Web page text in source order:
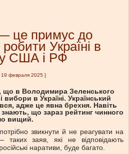
це примус до
Україні в
США і РФ
19 февраля 2025 ]
що в Володимира Зеленського
вибори в Україні. Український
адже це явна брехня. Навіть
що зараз рейтинг чинного
вищий.
звикнути й не реагувати на
заяв, які не відповідають
наративи, буде багато.